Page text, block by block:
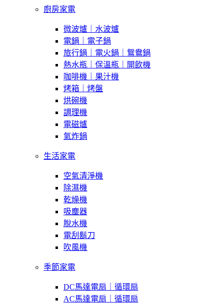
廚房家電
微波爐｜水波爐
電鍋｜電子鍋
旅行鍋｜電火鍋｜鴛鴦鍋
熱水瓶｜保溫瓶｜開飲機
咖啡機｜果汁機
烤箱｜烤盤
烘碗機
調理機
電磁爐
氣炸鍋
生活家電
空氣清淨機
除濕機
乾燥機
吸塵器
脫水機
電刮鬍刀
吹風機
季節家電
DC馬達電扇｜循環扇
AC馬達電扇｜循環扇